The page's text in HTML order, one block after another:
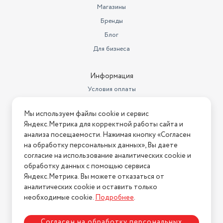
31x34x33 см
4.4 кг
Магазины
Бренды
Блог
Для бизнеса
Информация
Условия оплаты
Условия возврата
Нашли ошибку на сайте? Напишите нам
2026 © Интернет-магазин "АстМаркет". У нас есть всё!
Политика конфиденциальности
Мы используем файлы cookie и сервис
Яндекс.Метрика для корректной работы сайта и
анализа посещаемости. Нажимая кнопку «Согласен
на обработку персональных данных», Вы даете
согласие на использование аналитических cookie и
обработку данных с помощью сервиса
Яндекс.Метрика. Вы можете отказаться от
аналитических cookie и оставить только
необходимые cookie.Подробнее.